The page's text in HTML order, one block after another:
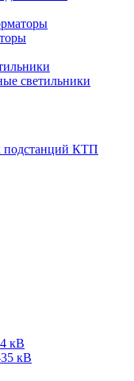
светильники
подстанций КТП
кВ
35 кВ